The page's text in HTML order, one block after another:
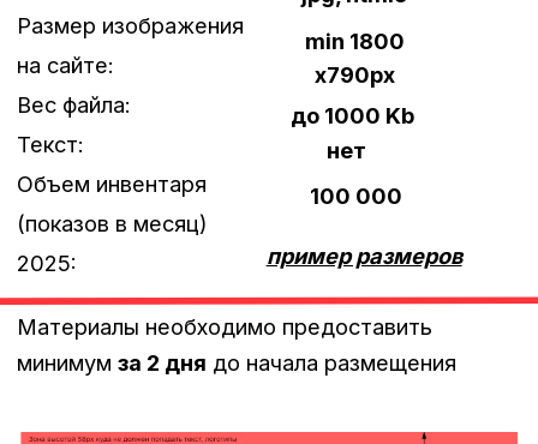
Формат изображения:jpg, gif, png,
html5
350x600px
Рекомендуемый размер креатива:
700x1200px
Вес файла:до 250 Kb
Объем инвентаря (показов в месяц)
2025:
Материалы необходимо предоставить
минимумза 2 днядо начала размещения